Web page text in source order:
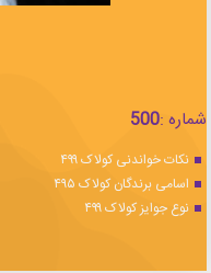
شماره :500
نکات خواندنی کولاک ۴۹۹
اسامی برندگان کولاک ۴۹۵
نوع جوایز کولاک ۴۹۹